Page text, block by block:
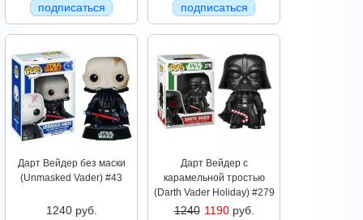
подписаться
подписаться
Дарт Вейдер без маски
(Unmasked Vader) #43
1240 руб.
Дарт Вейдер с
карамельной тростью
(Darth Vader Holiday) #279
1240 1190руб.